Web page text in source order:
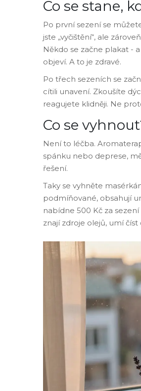
Co se stane,
Po první sezení se
jste „vyčištění“, ale
Někdo se začne plakat -
objeví. A to je zdravé.
Po třech sezeních se
cítili unavení. Zkoušíte
reagujete klidněji. Ne
Co se
Není to léčba.
spánku nebo deprese,
řešení.
Taky se vyhněte
podmíňované, obsahují
nabídne 500 Kč za
znají zdroje olejů, umí